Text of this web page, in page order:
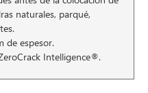
naturales, parqué,
de espesor.
Intelligence®.